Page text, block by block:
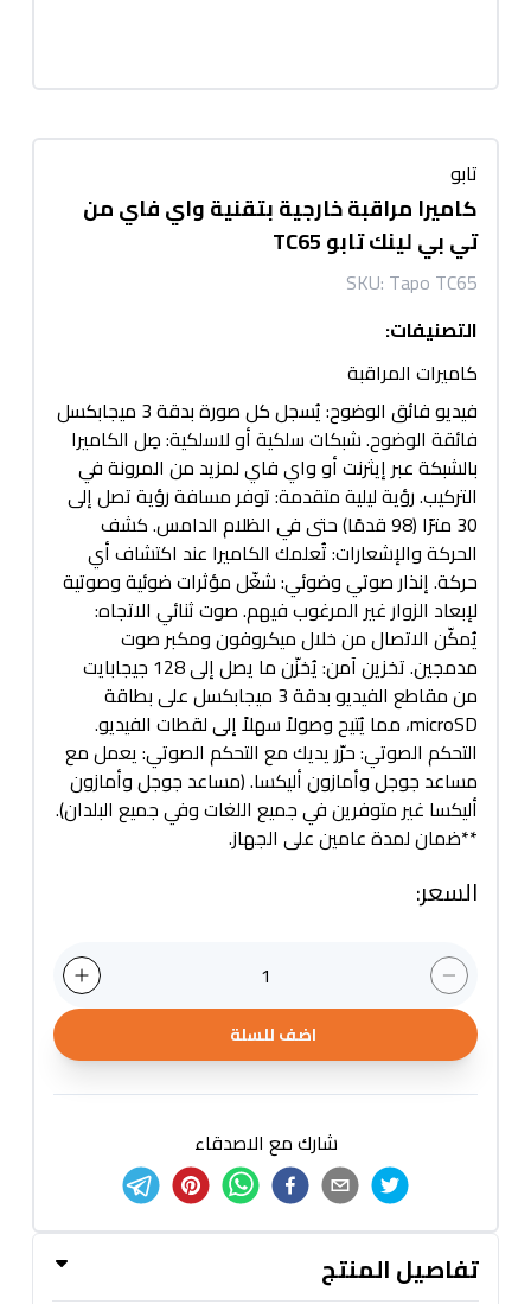
تابو
كاميرا مراقبة خارجية بتقنية واي فاي من
تي بي لينك تابو TC65
SKU: Tapo TC65
التصنيفات:
كاميرات المراقبة
فيديو فائق الوضوح: يُسجل كل صورة بدقة 3 ميجابكسل
فائقة الوضوح. شبكات سلكية أو لاسلكية: صِل الكاميرا
بالشبكة عبر إيثرنت أو واي فاي لمزيد من المرونة في
التركيب. رؤية ليلية متقدمة: توفر مسافة رؤية تصل إلى
30 مترًا (98 قدمًا) حتى في الظلام الدامس. كشف
الحركة والإشعارات: تُعلمك الكاميرا عند اكتشاف أي
حركة. إنذار صوتي وضوئي: شغّل مؤثرات ضوئية وصوتية
لإبعاد الزوار غير المرغوب فيهم. صوت ثنائي الاتجاه:
يُمكّن الاتصال من خلال ميكروفون ومكبر صوت
مدمجين. تخزين آمن: يُخزّن ما يصل إلى 128 جيجابايت
من مقاطع الفيديو بدقة 3 ميجابكسل على بطاقة
microSD، مما يُتيح وصولاً سهلاً إلى لقطات الفيديو.
التحكم الصوتي: حرّر يديك مع التحكم الصوتي: يعمل مع
مساعد جوجل وأمازون أليكسا. (مساعد جوجل وأمازون
أليكسا غير متوفرين في جميع اللغات وفي جميع البلدان).
**ضمان لمدة عامين على الجهاز.
السعر:
1
اضف للسلة
شارك مع الاصدقاء
تفاصيل المنتج